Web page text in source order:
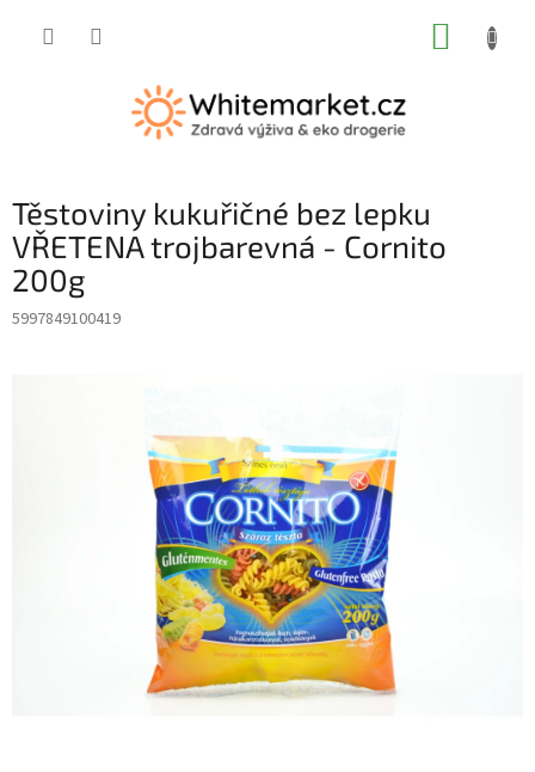
Těstoviny kukuřičné bez lepku
VŘETENA trojbarevná - Cornito
200g
5997849100419